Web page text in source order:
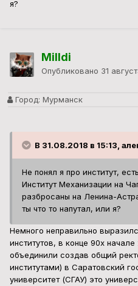
я?
Milldi
Опубликовано 31
Город: Мурманск
В 31.08.2018 в 15:13,
Не понял я про институт,
Институт Механизации на
разбросаны на Ленина-
ты что то напутал, или я?
Немного неправильно
институтов, в конце 90х
объединили создав общий
институтами) в Саратовский
университет (СГАУ) это